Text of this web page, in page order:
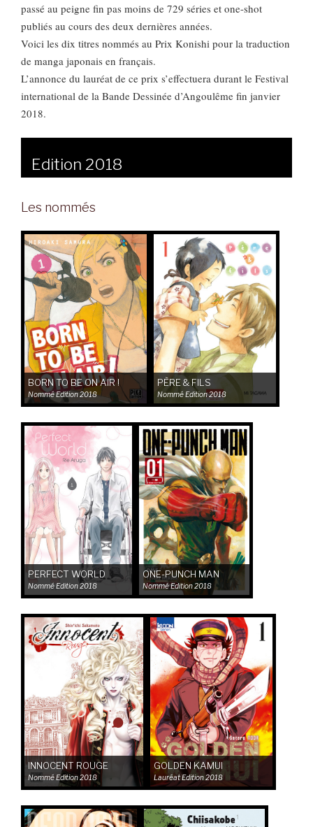
passé au peigne fin pas moins de 729 séries et one-shot
publiés au cours des deux dernières années.
Voici les dix titres nommés au Prix Konishi pour la traduction
de manga japonais en français.
L’annonce du lauréat de ce prix s’effectuera durant le Festival
international de la Bande Dessinée d’Angoulême fin janvier
2018.
Edition 2018
Les nommés
BORN TO BE ON AIR !
NomméEdition 2018
PÈRE & FILS
NomméEdition 2018
PERFECT WORLD
NomméEdition 2018
ONE-PUNCH MAN
NomméEdition 2018
INNOCENT ROUGE
NomméEdition 2018
GOLDEN KAMUI
LauréatEdition 2018